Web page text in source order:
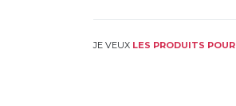
JE VEUX LES PRODUITS